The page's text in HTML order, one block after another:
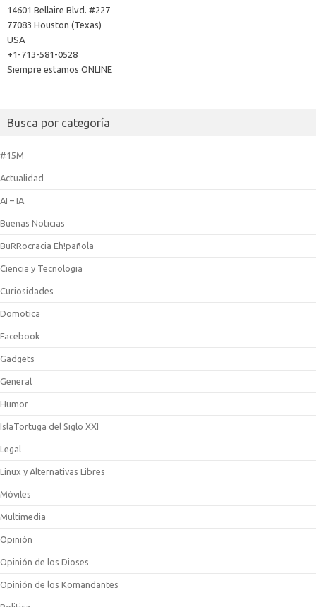
14601 Bellaire Blvd. #227
77083 Houston (Texas)
USA
+1-713-581-0528
Siempre estamos ONLINE
Busca por categoría
#15M
Actualidad
AI – IA
Buenas Noticias
BuRRocracia Eh!pañola
Ciencia y Tecnologia
Curiosidades
Domotica
Facebook
Gadgets
General
Humor
IslaTortuga del Siglo XXI
Legal
Linux y Alternativas Libres
Móviles
Multimedia
Opinión
Opinión de los Dioses
Opinión de los Komandantes